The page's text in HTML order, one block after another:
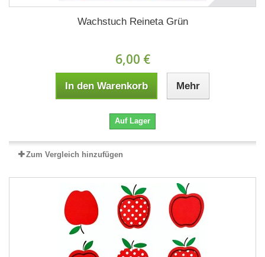
Wachstuch Reineta Grün
6,00 €
In den Warenkorb Mehr
Auf Lager
Zum Vergleich hinzufügen